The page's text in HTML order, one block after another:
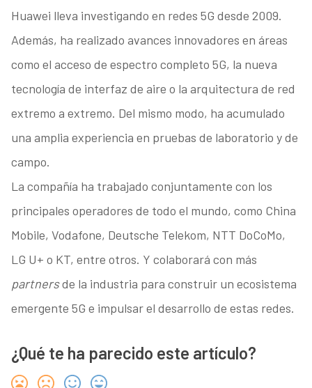
Huawei lleva investigando en redes 5G desde 2009.
Además, ha realizado avances innovadores en áreas
como el acceso de espectro completo 5G, la nueva
tecnología de interfaz de aire o la arquitectura de red
extremo a extremo. Del mismo modo, ha acumulado
una amplia experiencia en pruebas de laboratorio y de
campo.
La compañía ha trabajado conjuntamente con los
principales operadores de todo el mundo, como China
Mobile, Vodafone, Deutsche Telekom, NTT DoCoMo,
LG U+ o KT, entre otros. Y colaborará con más
partnersde la industria para construir un ecosistema
emergente 5G e impulsar el desarrollo de estas redes.
¿Qué te ha parecido este artículo?